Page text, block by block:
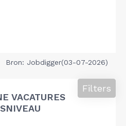
Bron: Jobdigger(03-07-2026)
VACATURES
Filters